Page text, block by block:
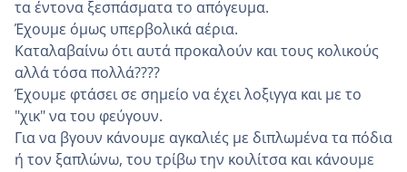
τα έντονα ξεσπάσματα το απόγευμα.
Έχουμε όμως υπερβολικά αέρια.
Καταλαβαίνω ότι αυτά προκαλούν και τους κολικούς
αλλά τόσα πολλά????
Έχουμε φτάσει σε σημείο να έχει λοξιγγα και με το
"χικ" να του φεύγουν.
Για να βγουν κάνουμε αγκαλιές με διπλωμένα τα πόδια
ή τον ξαπλώνω, του τρίβω την κοιλίτσα και κάνουμε